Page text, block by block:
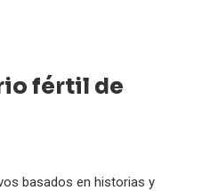
fértil de
basados en historias y